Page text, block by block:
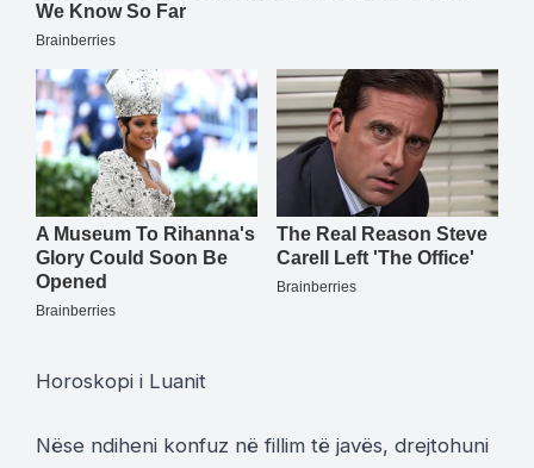
Horoskopi i Luanit
Nëse ndiheni konfuz në fillim të javës, drejtohuni